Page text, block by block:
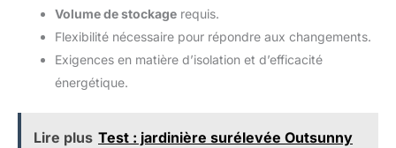
Volume de stockage requis.
Flexibilité nécessaire pour répondre aux changements.
Exigences en matière d’isolation et d’efficacité
énergétique.
Lire plus Test : jardinière surélevée Outsunny